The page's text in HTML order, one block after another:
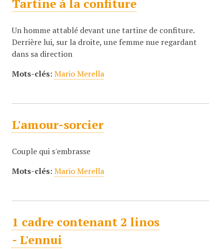
Tartine à la confiture
Un homme attablé devant une tartine de confiture.
Derrière lui, sur la droite, une femme nue regardant
dans sa direction
Mots-clés: Mario Merella
L'amour-sorcier
Couple qui s'embrasse
Mots-clés: Mario Merella
1 cadre contenant 2 linos
- L'ennui